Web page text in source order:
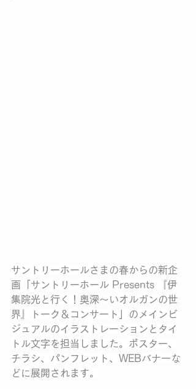
サントリーホールさまの春からの新企
画「サントリーホール Presents 『伊
集院光と行く！奥深～いオルガンの世
界』トーク＆コンサート」のメインビ
ジュアルのイラストレーションとタイ
トル文字を担当しました。ポスター、
チラシ、パンフレット、WEBバナーな
どに展開されます。